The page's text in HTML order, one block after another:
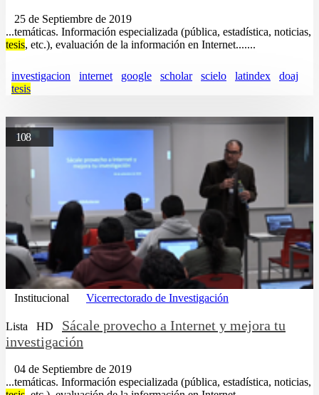
25 de Septiembre de 2019
...temáticas. Información especializada (pública, estadística, noticias,
tesis, etc.), evaluación de la información en Internet.......
investigacion internet google scholar scielo latindex
doaj
tesis
108
Institucional Vicerrectorado de Investigación
Lista HD
Sácale provecho a Internet y mejora tu
investigación
04 de Septiembre de 2019
...temáticas. Información especializada (pública, estadística, noticias,